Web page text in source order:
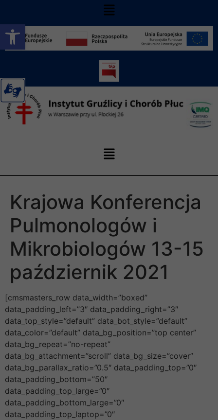
Otwórz pasek narzędzi
Krajowa Konferencja
Pulmonologów i
Mikrobiologów 13-15
październik 2021
[cmsmasters_row data_width=”boxed”
data_padding_left=”3″ data_padding_right=”3″
data_top_style=”default” data_bot_style=”default”
data_color=”default” data_bg_position=”top center”
data_bg_repeat=”no-repeat”
data_bg_attachment=”scroll” data_bg_size=”cover”
data_bg_parallax_ratio=”0.5″ data_padding_top=”0″
data_padding_bottom=”50″
data_padding_top_large=”0″
data_padding_bottom_large=”0″
data_padding_top_laptop=”0″